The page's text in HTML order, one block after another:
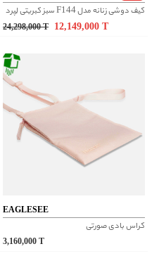
کیف دوشی زنانه مدل F144 سبز کبریتی لِپرد
24,298,000 T 12,149,000
EAGLESEE
کراس بادی صورتی
3,160,000